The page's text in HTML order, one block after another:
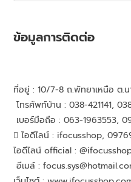
ข้อมูลการติดต่อ
ที่อยู่ : 10/7-8 ถ.พัทยาเหนือ ต.น
โทรศัพท์บ้าน : 038-421141,
เบอร์มือถือ : 063-1963553,
ไอดีไลน์ : ifocusshop,
ไอดีไลน์ official :
อีเมล์ :